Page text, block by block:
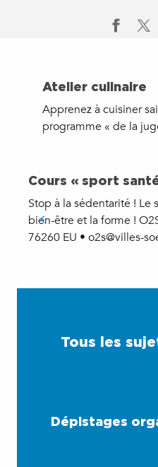
Atelier culinaire
Apprenez à cuisiner
programme « de la
Cours « sport
Stop à la sédentarité ! Le
bien-être et la forme !
76260 EU • o2s@villes-
Tous les
Dépistages